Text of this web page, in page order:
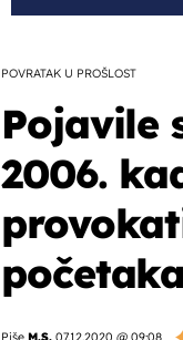
POVRATAK U PROŠLOST
Pojavile
2006.
početaka
Piše M.S.,07.12.2020 @ 09:08